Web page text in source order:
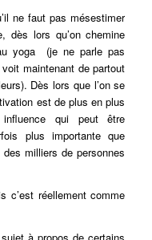
ne faut pas mésestimer
dès lors qu’on chemine
yoga (je ne parle pas
maintenant de partout
Dès lors que l’on se
est de plus en plus
qui peut être
plus importante que
milliers de personnes
c’est réellement comme